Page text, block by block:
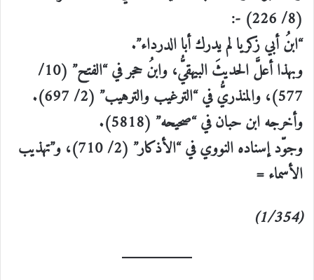
(8/ 226) -:
“ابنُ أبي زكريا لم يدرك أبا الدرداء”.
وبهذا أعلَّ الحديثَ البيهقيُّ، وابنُ حجر في “الفتح” (10/
577)، والمنذريُّ في “الترغيب والترهيب” (2/ 697).
وأخرجه ابن حبان في “صحيحه” (5818).
وجوّد إسناده النووي في “الأذكار” (2/ 710)، و”تهذيب
الأسماء =
(1/354)